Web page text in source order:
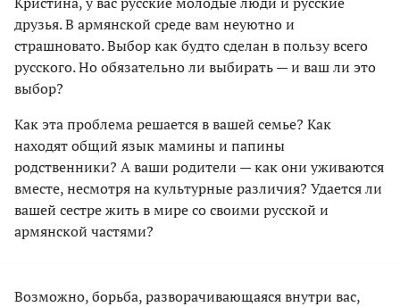
друзья. В армянской среде вам неуютно и
страшновато. Выбор как будто сделан в пользу всего
русского. Но обязательно ли выбирать — и ваш ли это
выбор?
Как эта проблема решается в вашей семье? Как
находят общий язык мамины и папины
родственники? А ваши родители — как они уживаются
вместе, несмотря на культурные различия? Удается ли
вашей сестре жить в мире со своими русской и
армянской частями?
Возможно, борьба, разворачивающаяся внутри вас,